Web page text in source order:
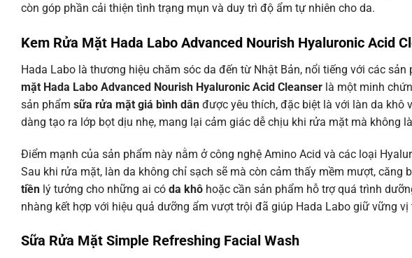
còn góp phần cải thiện tình trạng mụn và duy trì độ ẩm tự nhiên cho da.
Kem Rửa Mặt Hada Labo Advanced Nourish Hyaluronic Acid
Hada Labo là thương hiệu chăm sóc da đến từ Nhật Bản, nổi tiếng với các
mặt Hada Labo Advanced Nourish Hyaluronic Acid Cleanser là một minh
sản phẩm sữa rửa mặt giá bình dân được yêu thích, đặc biệt là với làn da khô
dàng tạo ra lớp bọt dịu nhẹ, mang lại cảm giác dễ chịu khi rửa mặt mà không
Điểm mạnh của sản phẩm này nằm ở công nghệ Amino Acid và các loại
Sau khi rửa mặt, làn da không chỉ sạch sẽ mà còn cảm thấy mềm mượt, căng
tiền lý tưởng cho những ai có da khô hoặc cần sản phẩm hỗ trợ quá trình
nhàng kết hợp với hiệu quả dưỡng ẩm vượt trội đã giúp Hada Labo giữ vững
Sữa Rửa Mặt Simple Refreshing Facial Wash